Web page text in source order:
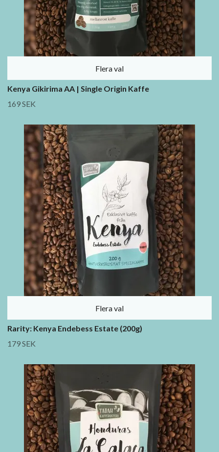
Flera val
Kenya Gikirima AA | Single Origin Kaffe
169 SEK
Flera val
Rarity: Kenya Endebess Estate (200g)
179 SEK